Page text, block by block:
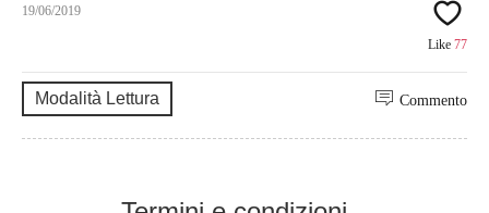
19/06/2019
Like 77
Modalità Lettura Commento